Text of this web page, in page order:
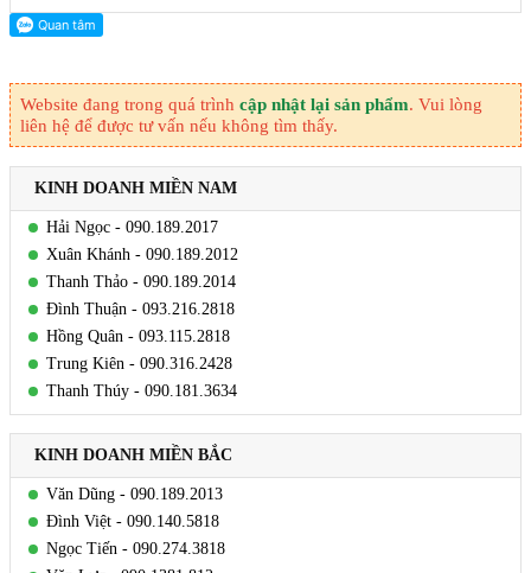
Website đang trong quá trình cập nhật lại sản phẩm. Vui lòng
liên hệ để được tư vấn nếu không tìm thấy.
KINH DOANH MIỀN NAM
Hải Ngọc - 090.189.2017
Xuân Khánh - 090.189.2012
Thanh Thảo - 090.189.2014
Đình Thuận - 093.216.2818
Hồng Quân - 093.115.2818
Trung Kiên - 090.316.2428
Thanh Thúy - 090.181.3634
KINH DOANH MIỀN BẮC
Văn Dũng - 090.189.2013
Đình Việt - 090.140.5818
Ngọc Tiến - 090.274.3818